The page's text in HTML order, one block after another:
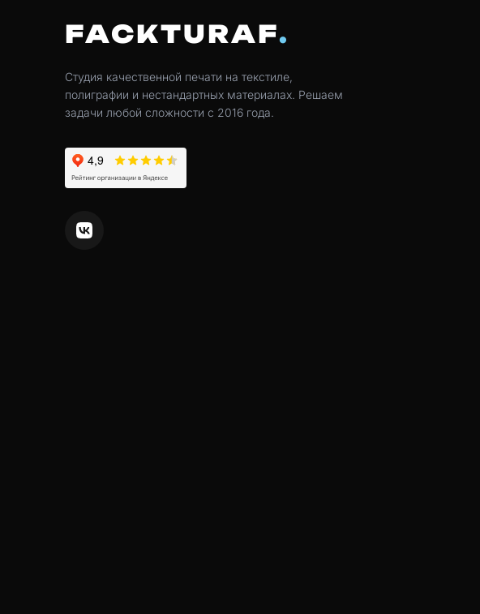
FACKTURAF
Студия качественной печати на текстиле,
полиграфии и нестандартных материалах. Решаем
задачи любой сложности с 2016 года.